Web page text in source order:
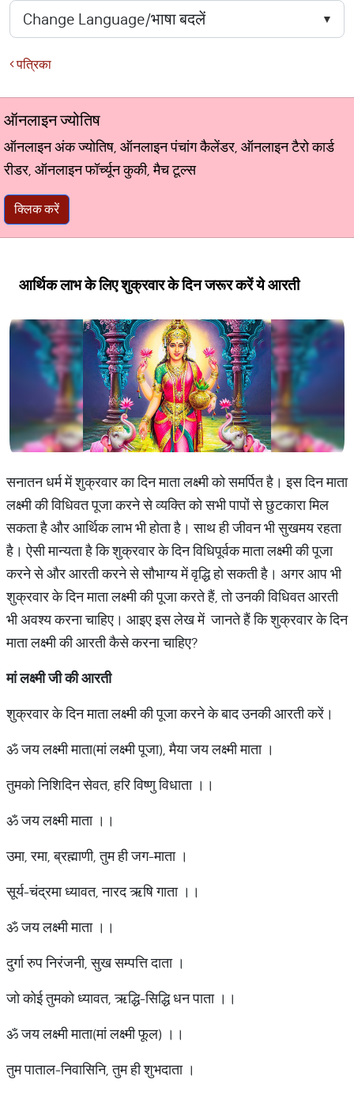
पत्रिका
ऑनलाइन ज्योतिष
ऑनलाइन अंक ज्योतिष, ऑनलाइन पंचांग कैलेंडर, ऑनलाइन टैरो कार्ड
रीडर, ऑनलाइन फॉर्च्यून कुकी, मैच टूल्स
क्लिक करें
आर्थिक लाभ के लिए शुक्रवार के दिन जरूर करें ये आरती
सनातन धर्म में शुक्रवार का दिन माता लक्ष्मी को समर्पित है। इस दिन माता
लक्ष्मी की विधिवत पूजा करने से व्यक्ति को सभी पापों से छुटकारा मिल
सकता है और आर्थिक लाभ भी होता है। साथ ही जीवन भी सुखमय रहता
है। ऐसी मान्यता है कि शुक्रवार के दिन विधिपूर्वक माता लक्ष्मी की पूजा
करने से और आरती करने से सौभाग्य में वृद्धि हो सकती है। अगर आप भी
शुक्रवार के दिन माता लक्ष्मी की पूजा करते हैं, तो उनकी विधिवत आरती
भी अवश्य करना चाहिए। आइए इस लेख में जानते हैं कि शुक्रवार के दिन
माता लक्ष्मी की आरती कैसे करना चाहिए?
मां लक्ष्मी जी की आरती
शुक्रवार के दिन माता लक्ष्मी की पूजा करने के बाद उनकी आरती करें।
ॐ जय लक्ष्मी माता(मां लक्ष्मी पूजा), मैया जय लक्ष्मी माता ।
तुमको निशिदिन सेवत, हरि विष्णु विधाता ।।
ॐ जय लक्ष्मी माता ।।
उमा, रमा, ब्रह्माणी, तुम ही जग-माता ।
सूर्य-चंद्रमा ध्यावत, नारद ऋषि गाता ।।
ॐ जय लक्ष्मी माता ।।
दुर्गा रुप निरंजनी, सुख सम्पत्ति दाता ।
जो कोई तुमको ध्यावत, ऋद्धि-सिद्धि धन पाता ।।
ॐ जय लक्ष्मी माता(मां लक्ष्मी फूल) ।।
तुम पाताल-निवासिनि, तुम ही शुभदाता ।